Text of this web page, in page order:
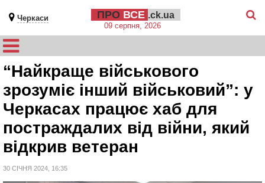
Черкаси ПРО ВСЕ .ck.ua
09 серпня, 2026
“Найкраще військового
зрозуміє інший військовий”: у
Черкасах працює хаб для
постраждалих від війни, який
відкрив ветеран
30 СІЧНЯ 2024, 16:35